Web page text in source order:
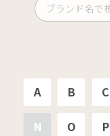
A B C
N O P